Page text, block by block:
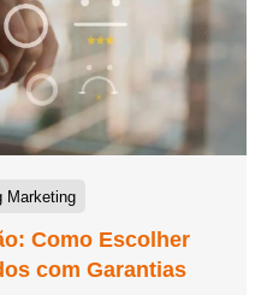
Marketing
Como Escolher
com Garantias